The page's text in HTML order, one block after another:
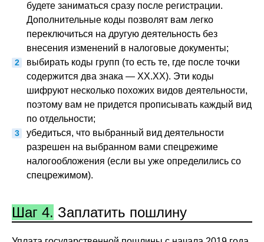
будете заниматься сразу после регистрации.
Дополнительные коды позволят вам легко
переключиться на другую деятельность без
внесения изменений в налоговые документы;
выбирать коды групп (то есть те, где после точки
содержится два знака — ХХ.ХХ). Эти коды
шифруют несколько похожих видов деятельности,
поэтому вам не придется прописывать каждый вид
по отдельности;
убедиться, что выбранный вид деятельности
разрешен на выбранном вами спецрежиме
налогообложения (если вы уже определились со
спецрежимом).
Шаг 4. Заплатить пошлину